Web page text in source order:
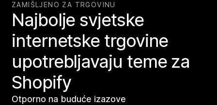
ZAMIŠLJENO ZA TRGOVINU
Najbolje svjetske
internetske trgovine
upotrebljavaju teme za
Shopify
Otporno na buduće izazove